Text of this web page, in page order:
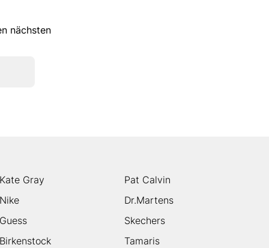
nächsten
Gray
Pat Calvin
Dr.Martens
Skechers
Tamaris